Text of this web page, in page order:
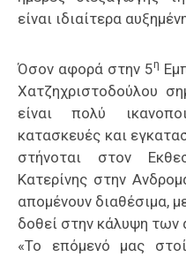
είναι ιδιαίτερα
Όσον αφορά στην 5η
Χατζηχριστοδούλου
είναι πολύ
κατασκευές και
στήνοται στον
Κατερίνης στην
απομένουν διαθέσιμα,
δοθεί στην κάλυψη των
«Το επόμενό μας